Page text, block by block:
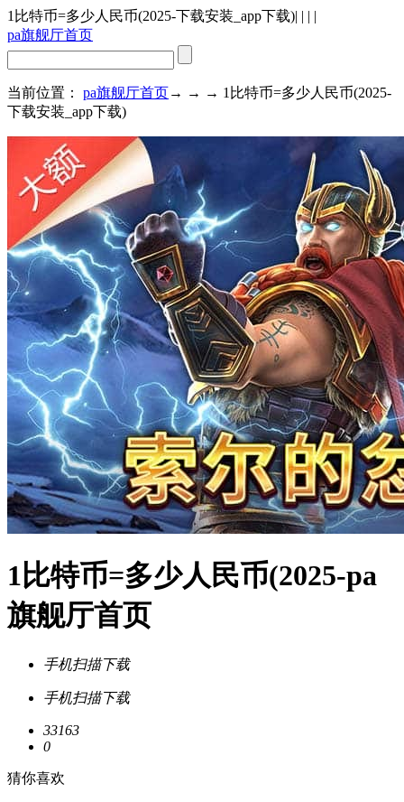
1比特币=多少人民币(2025-下载安装_app下载)| | | |
pa旗舰厅首页
当前位置： pa旗舰厅首页→ → → 1比特币=多少人民币(2025-
下载安装_app下载)
1比特币=多少人民币(2025-pa
旗舰厅首页
手机扫描下载
手机扫描下载
33163
0
猜你喜欢